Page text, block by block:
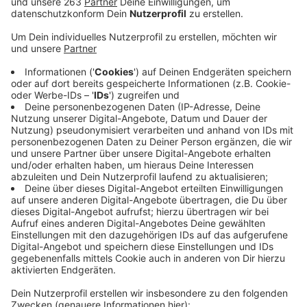
Anzeige
Die FDP in Siegen-Wittgenstein will am Wisent-
Projekt in Wittgenstein festhalten. Es sei etwa
wichtig für den Tourismus, so der Kreis-Vorsitzende
Peter Hanke gegenüberRadio Siegen. Die
Auswilderung der Tiere steht auf der Kippe, nachdem
der zuständige Trägerverein im September die
Verträge mit der öffentlichen Hand gekündigt und die
Wisente so nach eigener Rechtsauffassung in die
Herrenlosigkeit entlassen hatte. Die FDP fordert jetzt
in einem Antrag, dem Trägerverein die Verantwortung
für die Tiere trotzdem wieder zu übertragen – aber
ohne rechtliches Risiko. Mit dem Antrag der FDP wird
befassen.